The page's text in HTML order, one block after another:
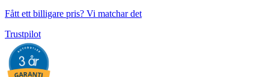
Fått ett billigare pris? Vi matchar det
Trustpilot